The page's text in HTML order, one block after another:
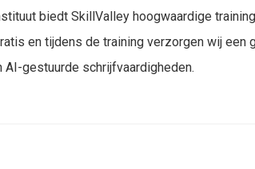
biedt SkillValley hoogwaardige
en tijdens de training verzorgen wij
gestuurde schrijfvaardigheden.